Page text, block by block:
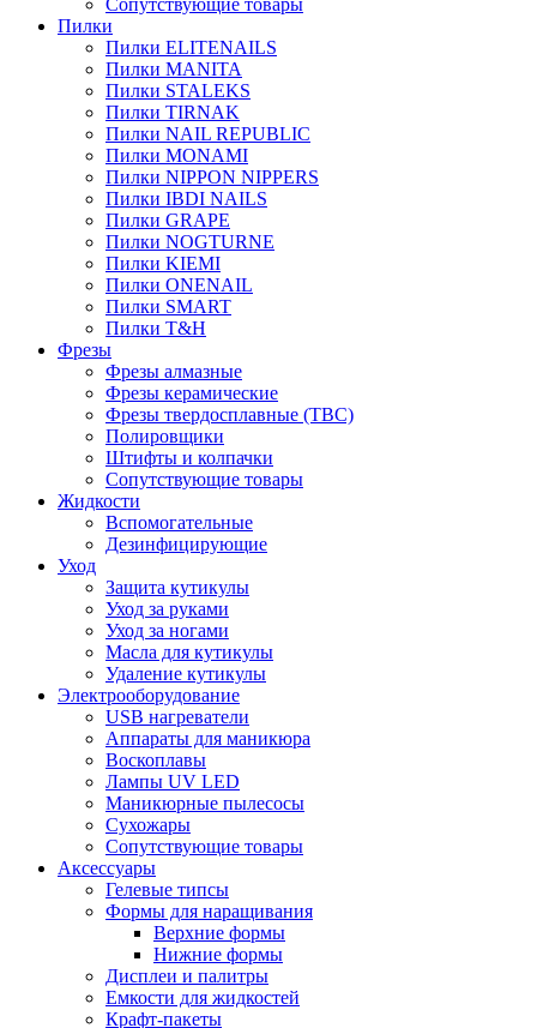
Сопутствующие товары
Пилки
Пилки ELITENAILS
Пилки MANITA
Пилки STALEKS
Пилки TIRNAK
Пилки NAIL REPUBLIC
Пилки MONAMI
Пилки NIPPON NIPPERS
Пилки IBDI NAILS
Пилки GRAPE
Пилки NOGTURNE
Пилки KIEMI
Пилки ONENAIL
Пилки SMART
Пилки T&H
Фрезы
Фрезы алмазные
Фрезы керамические
Фрезы твердосплавные (ТВС)
Полировщики
Штифты и колпачки
Сопутствующие товары
Жидкости
Вспомогательные
Дезинфицирующие
Уход
Защита кутикулы
Уход за руками
Уход за ногами
Масла для кутикулы
Удаление кутикулы
Электрооборудование
USB нагреватели
Аппараты для маникюра
Воскоплавы
Лампы UV LED
Маникюрные пылесосы
Сухожары
Сопутствующие товары
Аксессуары
Гелевые типсы
Формы для наращивания
Верхние формы
Нижние формы
Дисплеи и палитры
Емкости для жидкостей
Крафт-пакеты